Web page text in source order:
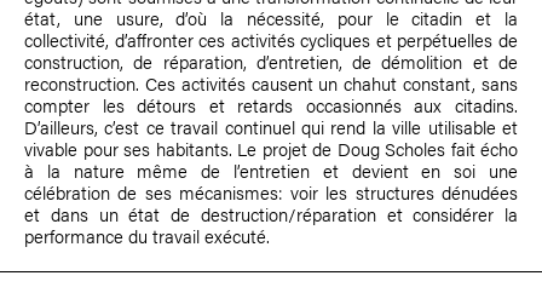
état, une usure, d’où la nécessité, pour le citadin et la
collectivité, d’affronter ces activités cycliques et perpétuelles de
construction, de réparation, d’entretien, de démolition et de
reconstruction. Ces activités causent un chahut constant, sans
compter les détours et retards occasionnés aux citadins.
D’ailleurs, c’est ce travail continuel qui rend la ville utilisable et
vivable pour ses habitants. Le projet de Doug Scholes fait écho
à la nature même de l’entretien et devient en soi une
célébration de ses mécanismes: voir les structures dénudées
et dans un état de destruction/réparation et considérer la
performance du travail exécuté.